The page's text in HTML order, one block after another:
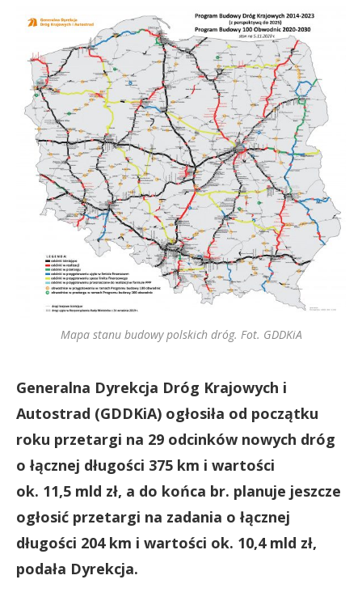
Mapa stanu budowy polskich dróg. Fot. GDDKiA
Generalna Dyrekcja Dróg Krajowych i
Autostrad (GDDKiA) ogłosiła od początku
roku przetargi na 29 odcinków nowych dróg
o łącznej długości 375 km i wartości
ok. 11,5 mld zł, a do końca br. planuje jeszcze
ogłosić przetargi na zadania o łącznej
długości 204 km i wartości ok. 10,4 mld zł,
podała Dyrekcja.